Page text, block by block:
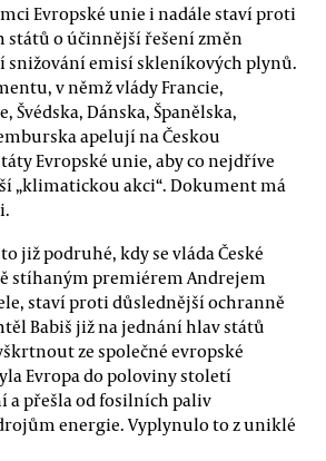
Evropské unie i nadále staví proti
států o účinnější řešení změn
emisí skleníkových plynů.
v němž vlády Francie,
Švédska, Dánska, Španělska,
apelují na Českou
Evropské unie, aby co nejdříve
„klimatickou akci“. Dokument má
již podruhé, kdy se vláda České
stíhaným premiérem Andrejem
staví proti důslednější ochranně
Babiš již na jednání hlav států
ze společné evropské
Evropa do poloviny století
přešla od fosilních paliv
energie. Vyplynulo to z uniklé